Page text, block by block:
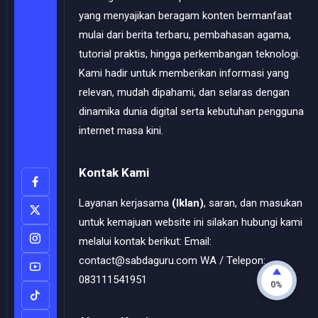
yang menyajikan beragam konten bermanfaat
mulai dari berita terbaru, pembahasan agama,
tutorial praktis, hingga perkembangan teknologi.
Kami hadir untuk memberikan informasi yang
relevan, mudah dipahami, dan selaras dengan
dinamika dunia digital serta kebutuhan pengguna
internet masa kini.
Kontak Kami
Layanan kerjasama (Iklan), saran, dan masukan
untuk kemajuan website ini silakan hubungi kami
melalui kontak berikut: Email:
contact@sabdaguru.com WA / Telepon:
083111541951
0%